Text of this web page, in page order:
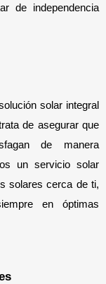
de independencia
solar integral
de asegurar que
de manera
un servicio solar
solares cerca de ti,
en óptimas